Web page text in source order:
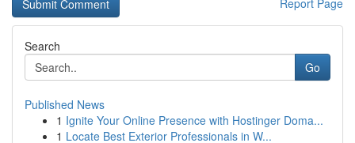
Report Page
Search
Go
Published News
1 Ignite Your Online Presence with Hostinger Doma...
1 Locate Best Exterior Professionals in W...